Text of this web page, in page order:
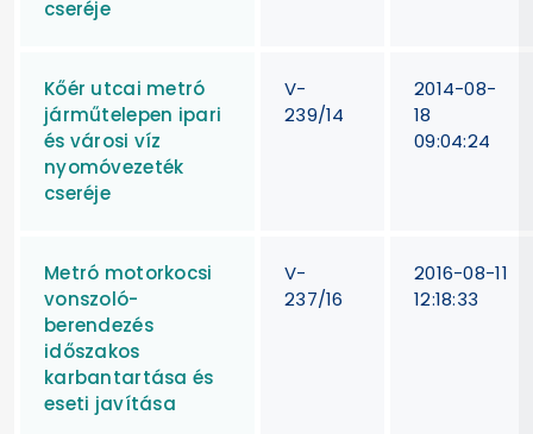
cseréje
Kőér utcai metró
járműtelepen ipari
és városi víz
nyomóvezeték
cseréje
V-
239/14
2014-08-
18
09:04:24
Metró motorkocsi
vonszoló-
berendezés
időszakos
karbantartása és
eseti javítása
V-
237/16
2016-08-11
12:18:33